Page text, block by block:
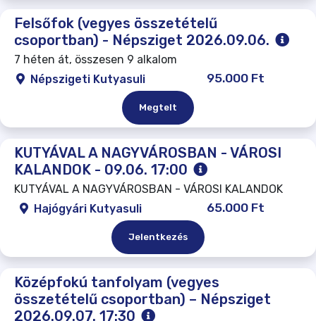
Felsőfok (vegyes összetételű
csoportban) - Népsziget 2026.09.06.
7 héten át, összesen 9 alkalom
Népszigeti Kutyasuli
95.000 Ft
Megtelt
KUTYÁVAL A NAGYVÁROSBAN - VÁROSI
KALANDOK - 09.06. 17:00
KUTYÁVAL A NAGYVÁROSBAN - VÁROSI KALANDOK
Hajógyári Kutyasuli
65.000 Ft
Jelentkezés
Középfokú tanfolyam (vegyes
összetételű csoportban) – Népsziget
2026.09.07. 17:30